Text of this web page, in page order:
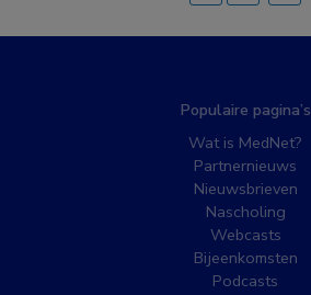
Populaire pagina’s
Wat is MedNet?
Partnernieuws
Nieuwsbrieven
Nascholing
Webcasts
Bijeenkomsten
Podcasts